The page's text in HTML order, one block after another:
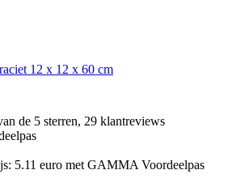
12 x 12 x 60 cm
de 5 sterren, 29 klantreviews
5.11 euro met GAMMA Voordeelpas